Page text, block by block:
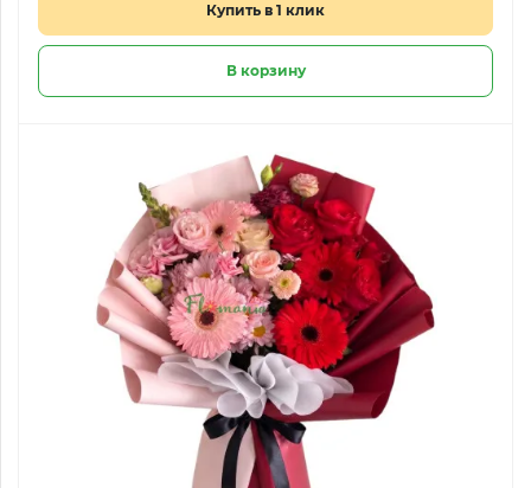
Купить в 1 клик
В корзину